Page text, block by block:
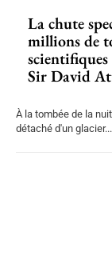
La chute
millions de
Sir David
À la tombée de la
détaché d'un glacier...